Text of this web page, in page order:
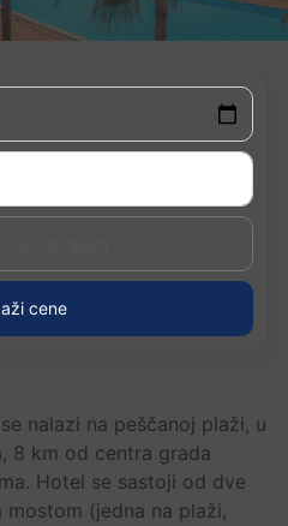
cene
nalazi na peščanoj plaži, u
8 km od centra grada
Hotel se sastoji od dve
(jedna na plaži,